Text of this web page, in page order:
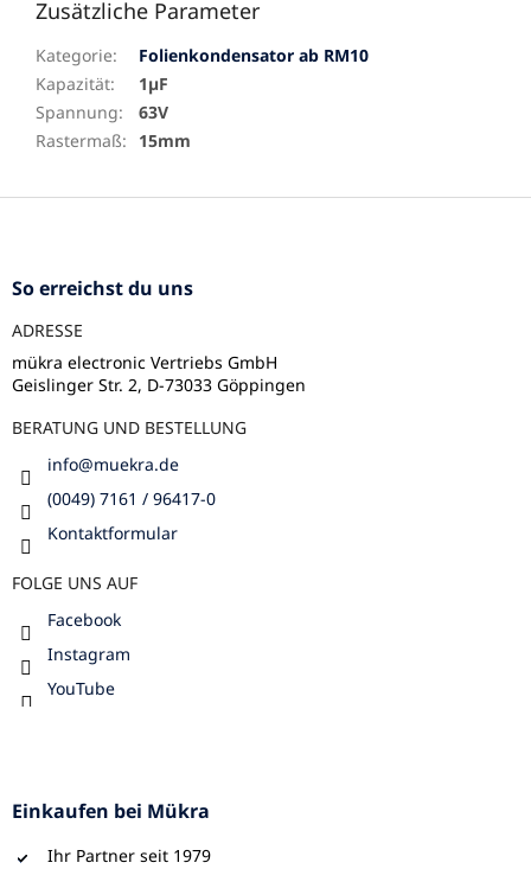
Zusätzliche Parameter
Kategorie:
Folienkondensator ab RM10
Kapazität:
1µF
Spannung:
63V
Rastermaß: 15mm
F
So erreichst du uns
ADRESSE
mükra electronic Vertriebs GmbH
Geislinger Str. 2, D-73033 Göppingen
BERATUNG UND BESTELLUNG
info@muekra.de
(0049) 7161 / 96417-0
Kontaktformular
FOLGE UNS AUF
Facebook
Instagram
YouTube
Einkaufen bei Mükra
Ihr Partner seit 1979